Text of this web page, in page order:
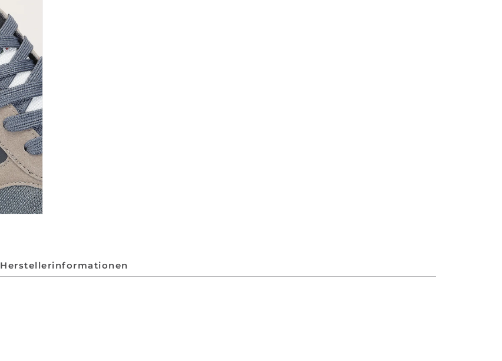
Herstellerinformationen